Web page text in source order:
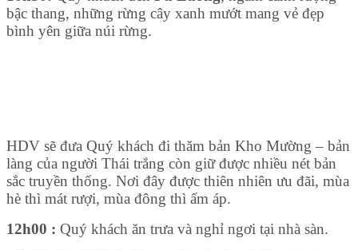
bậc thang, những rừng cây xanh mướt mang vẻ đẹp
bình yên giữa núi rừng.
HDV sẽ đưa Quý khách đi thăm bản Kho Mường – bản
làng của người Thái trắng còn giữ được nhiều nét bản
sắc truyền thống. Nơi đây được thiên nhiên ưu đãi, mùa
hè thì mát rượi, mùa đông thì ấm áp.
12h00 : Quý khách ăn trưa và nghỉ ngơi tại nhà sàn.